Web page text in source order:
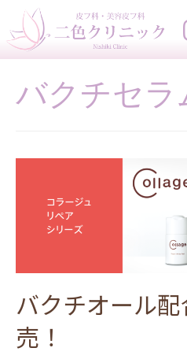
バクチセラ
バクチオール
売！